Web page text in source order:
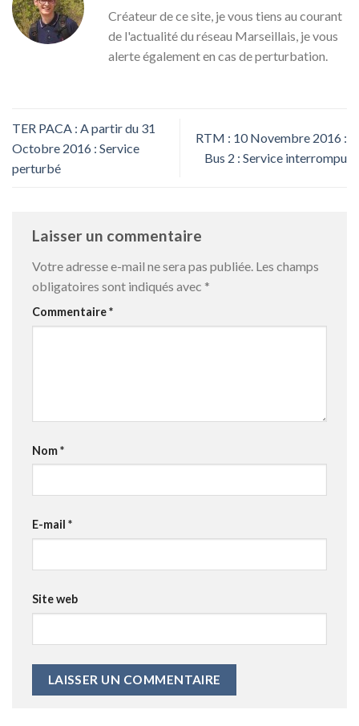
Créateur de ce site, je vous tiens au courant
de l'actualité du réseau Marseillais, je vous
alerte également en cas de perturbation.
TER PACA : A partir du 31
Octobre 2016 : Service
perturbé
RTM : 10 Novembre 2016 :
Bus 2 : Service interrompu
Laisser un commentaire
Votre adresse e-mail ne sera pas publiée. Les champs
obligatoires sont indiqués avec *
Commentaire*
Nom*
E-mail *
Site web